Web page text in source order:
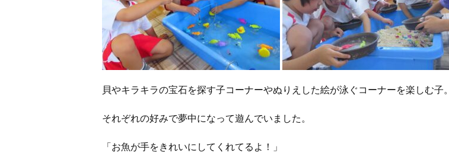
貝やキラキラの宝石を探す子コーナーやぬりえした絵が泳ぐコーナーを楽しむ子。
それぞれの好みで夢中になって遊んでいました。
「お魚が手をきれいにしてくれてるよ！」